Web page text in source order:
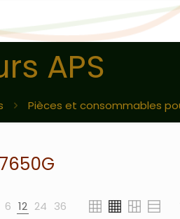
APS
Pièces et consommables
6 12 24 36